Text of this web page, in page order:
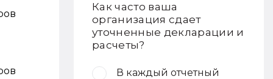
Как часто ваша
организация сдает
уточненные декларации и
расчеты?
В каждый отчетный